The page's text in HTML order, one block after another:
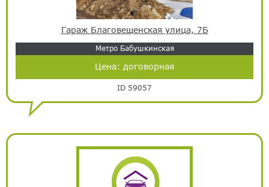
Гараж Благовещенская улица, 7Б
Метро Бабушкинская
Цена: договорная
ID 59057